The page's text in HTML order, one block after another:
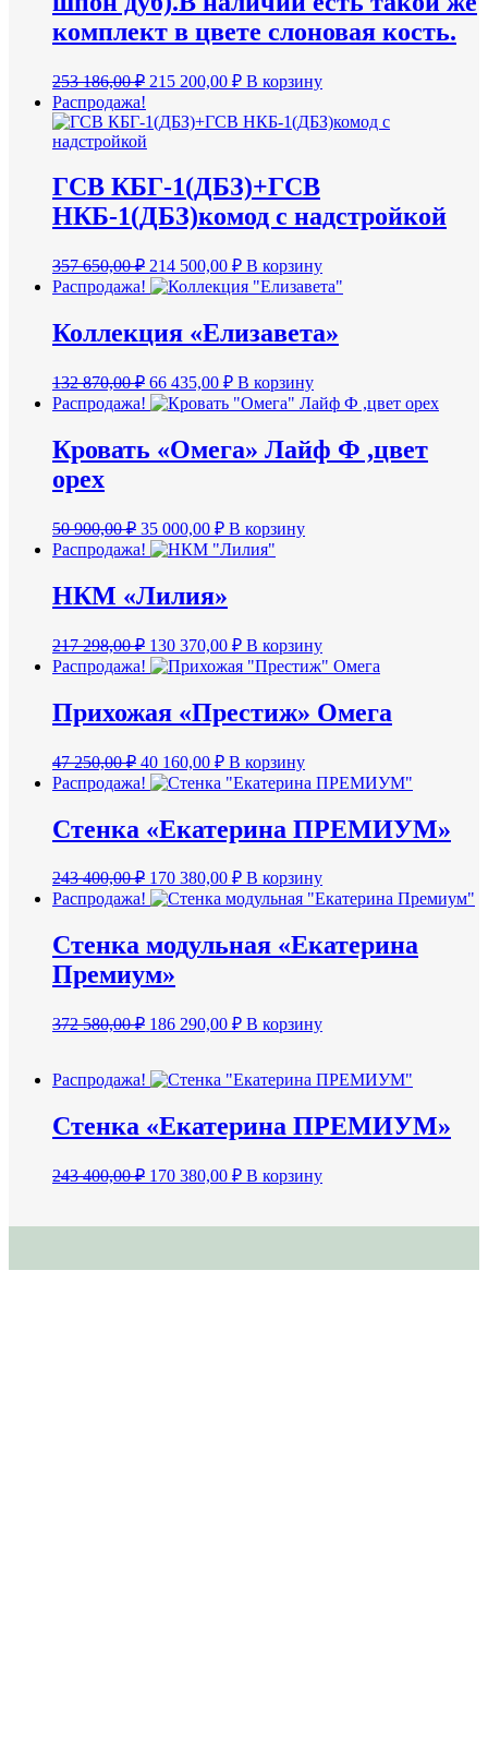
комплект в цвете слоновая кость.
253 186,00₽ Первоначальная
составляла
253
215 200,00 ₽Текущая
цена:
215
В корзину
Распродажа!
ГСВ КБГ-1(ДБЗ)+ГСВ
НКБ-1(ДБЗ)комод с надстройкой
357 650,00₽ Первоначальная
цена
составляла
650,00 ₽.
214 500,00 ₽Текущая
цена:
214
В корзину
Распродажа!
Коллекция «Елизавета»
132 870,00₽ Первоначальная
цена
составляла
870,00 ₽.
66 435,00 ₽Текущая
цена:
66
435,00 ₽.
В корзину
Распродажа!
Кровать «Омега» Лайф Ф ,цвет
орех
50 900,00₽ Первоначальная
цена
составляла
50
900,00 ₽.
35 000,00 ₽Текущая
цена:
35
В корзину
Распродажа!
НКМ «Лилия»
217 298,00₽ Первоначальная
цена
составляла
298,00 ₽.
130 370,00 ₽Текущая
цена:
130
В корзину
Распродажа!
Прихожая «Престиж» Омега
47 250,00₽ Первоначальная
цена
составляла
250,00 ₽.
40 160,00 ₽Текущая
цена:
40
В корзину
Распродажа!
Стенка «Екатерина ПРЕМИУМ»
243 400,00₽ Первоначальная
цена
составляла
400,00 ₽.
170 380,00 ₽Текущая
цена:
170
380,00 ₽.
В корзину
Распродажа!
Стенка модульная «Екатерина
Премиум»
372 580,00₽ Первоначальная
372
186 290,00 ₽Текущая
цена:
290,00 ₽.
В корзину
Распродажа!
Стенка «Екатерина ПРЕМИУМ»
243 400,00₽ Первоначальная
243
170 380,00 ₽Текущая
цена:
В корзину